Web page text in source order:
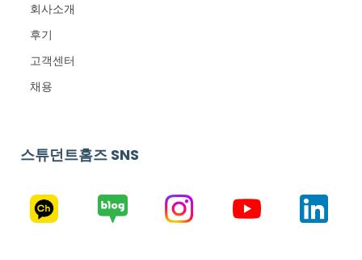
회사소개
후기
고객센터
채용
스튜던트홈즈 SNS